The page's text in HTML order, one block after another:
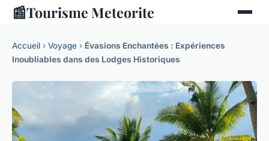
📰Tourisme Meteorite
Accueil › Voyage › Évasions Enchantées : Expériences
Inoubliables dans des Lodges Historiques